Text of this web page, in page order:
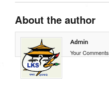
About the author
Admin
Your Comments